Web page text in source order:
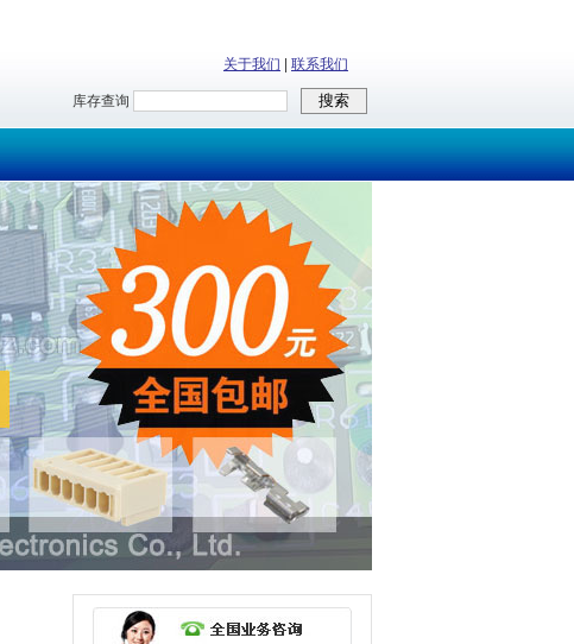
关于我们 联系我们
库存查询